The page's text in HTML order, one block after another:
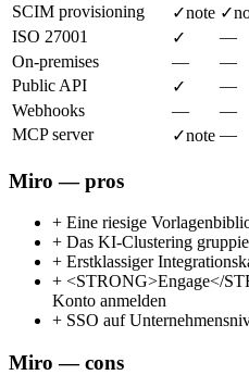
SCIM provisioning
✓note ✓
ISO 27001
✓
—
On-premises
—
—
Public API
✓
—
Webhooks
—
—
MCP server
✓note —
Miro — pros
+ Eine riesige
+ Das KI-Clustering
+ Erstklassiger
+ <STRONG>Engage</
Konto anmelden
+ SSO auf
Miro — cons